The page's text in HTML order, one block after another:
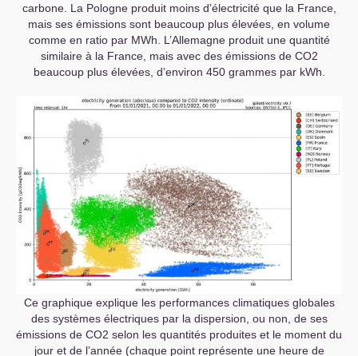
carbone. La Pologne produit moins d’électricité que la France,
mais ses émissions sont beaucoup plus élevées, en volume
comme en ratio par MWh. L’Allemagne produit une quantité
similaire à la France, mais avec des émissions de CO2
beaucoup plus élevées, d’environ 450 grammes par kWh.
Ce graphique explique les performances climatiques globales
des systèmes électriques par la dispersion, ou non, de ses
émissions de CO2 selon les quantités produites et le moment du
jour et de l’année (chaque point représente une heure de